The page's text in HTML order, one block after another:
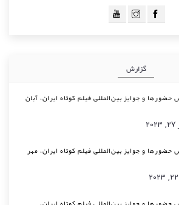
گزارش
حضورها و جوایز بین‌المللی فیلم کوتاه ایران، آبان
حضورها و جوایز بین‌المللی فیلم کوتاه ایران، مهر